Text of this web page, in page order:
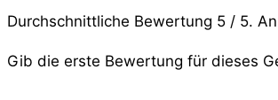
Durchschnittliche Bewertung 5 / 5.
Gib die erste Bewertung für dieses